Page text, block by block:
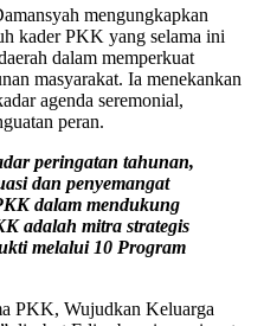
mengungkapkan
kader PKK yang selama ini
dalam memperkuat
masyarakat. Ia menekankan
agenda seremonial,
peran.
peringatan tahunan,
dan penyemangat
dalam mendukung
adalah mitra strategis
melalui 10 Program
PKK, Wujudkan Keluarga